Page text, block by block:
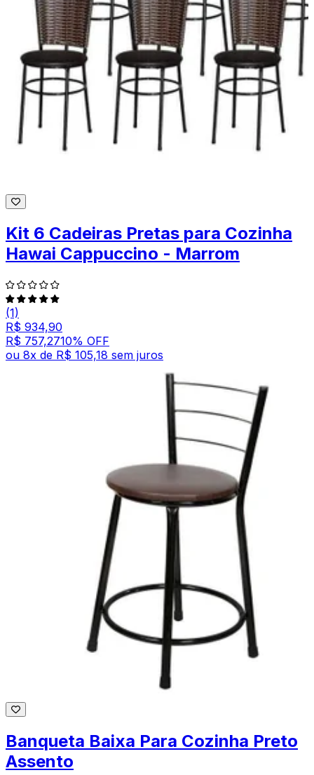
Kit 6 Cadeiras Pretas para Cozinha
Hawai Cappuccino - Marrom
(1)
R$ 934,90
R$ 757,2710% OFF
ou 8x de R$ 105,18 sem juros
Banqueta Baixa Para Cozinha Preto
Assento